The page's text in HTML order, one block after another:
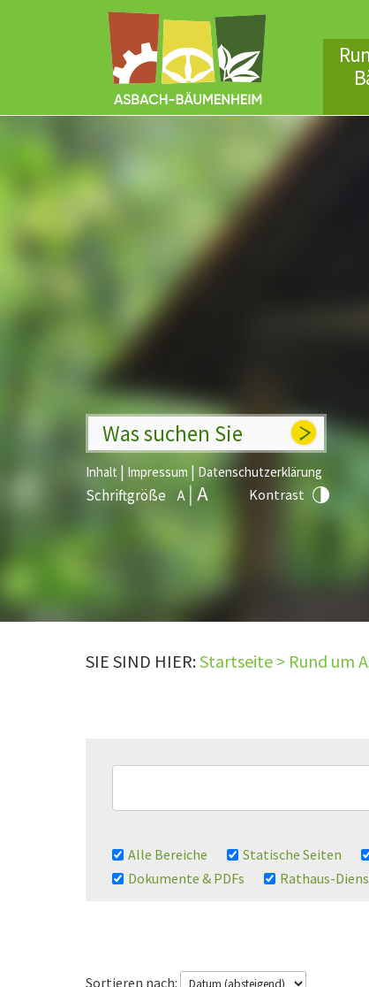
Was suchen Sie
Inhalt | Impressum | Datenschutzerklärung
Schriftgröße Kontrast
SIE SIND HIER:Startseite > Rund um
Alle Bereiche Statische Seiten
Dokumente & PDFs
Rathaus-
Sortieren nach: